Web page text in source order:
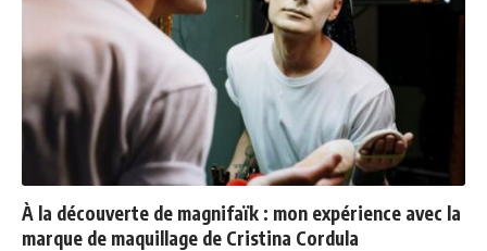
À la découverte de magnifaïk : mon expérience avec la
marque de maquillage de Cristina Cordula